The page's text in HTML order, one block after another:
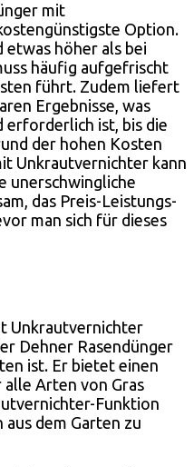
mit
Option.
etwas höher als bei
häufig aufgefrischt
führt. Zudem liefert
Ergebnisse, was
erforderlich ist, bis die
der hohen Kosten
Unkrautvernichter kann
unerschwingliche
das Preis-Leistungs-
man sich für dieses
Unkrautvernichter
Dehner Rasendünger
ist. Er bietet einen
Arten von Gras
Funktion
dem Garten zu